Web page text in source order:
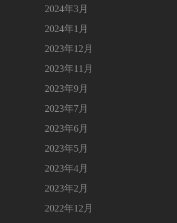
2024年3月
2024年1月
2023年12月
2023年11月
2023年9月
2023年7月
2023年6月
2023年5月
2023年4月
2023年2月
2022年12月